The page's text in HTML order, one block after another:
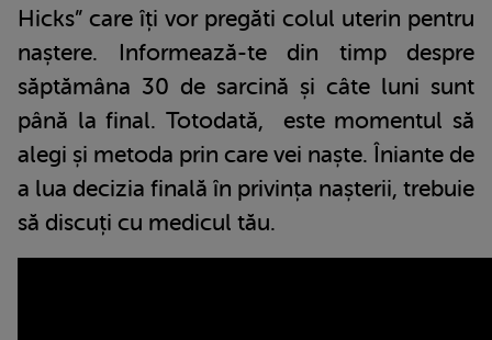
Hicks” care îți vor pregăti colul uterin pentru
naștere. Informează-te din timp despre
săptămâna 30 de sarcină și câte luni sunt
până la final. Totodată, este momentul să
alegi și metoda prin care vei naște. Îniante de
a lua decizia finală în privința nașterii, trebuie
să discuți cu medicul tău.